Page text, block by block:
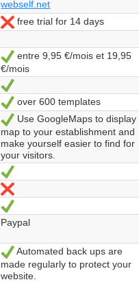
webself.net
Nein
free trial for 14 days
Ja
entre 9,95 €/mois et 19,95
€/mois
Ja
Ja
over 600 templates
Ja
Use GoogleMaps to display
map to your establishment and
make yourself easier to find for
your visitors.
Ja
Nein
Ja
Paypal
Ja
Automated back ups are
made regularly to protect your
website.